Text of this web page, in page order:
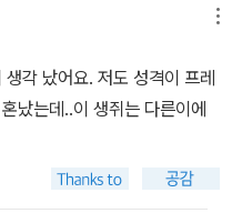
각 났어요. 저도 성격이 프레
났는데..이 생쥐는 다른이에